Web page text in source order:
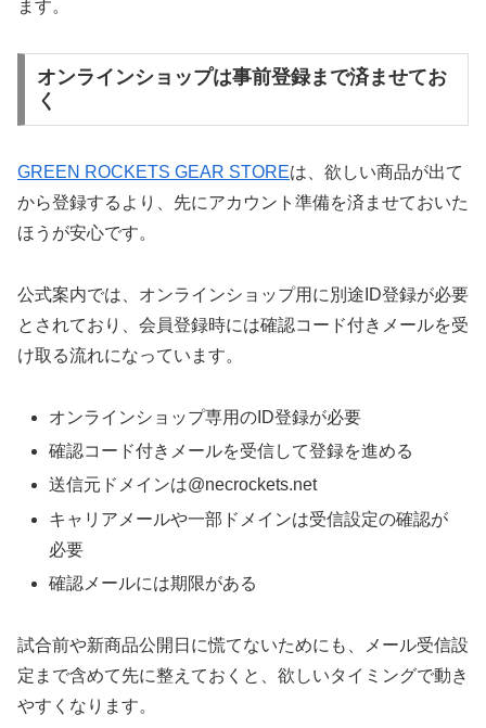
ます。
オンラインショップは事前登録まで済ませてお
く
GREEN ROCKETS GEAR STOREは、欲しい商品が出て
から登録するより、先にアカウント準備を済ませておいた
ほうが安心です。
公式案内では、オンラインショップ用に別途ID登録が必要
とされており、会員登録時には確認コード付きメールを受
け取る流れになっています。
オンラインショップ専用のID登録が必要
確認コード付きメールを受信して登録を進める
送信元ドメインは@necrockets.net
キャリアメールや一部ドメインは受信設定の確認が
必要
確認メールには期限がある
試合前や新商品公開日に慌てないためにも、メール受信設
定まで含めて先に整えておくと、欲しいタイミングで動き
やすくなります。